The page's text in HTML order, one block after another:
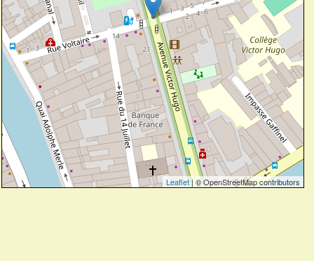
Leaflet| © OpenStreetMap contributors